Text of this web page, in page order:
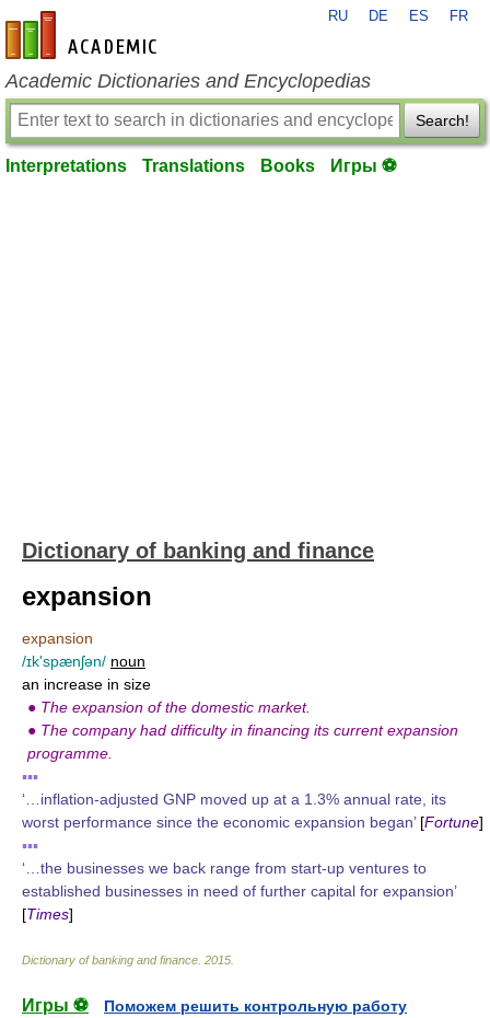
en-academic.com
RU DE ES FR
Academic Dictionaries and Encyclopedias
Search!
Interpretations Translations Books Игры ⚽
Dictionary of banking and finance
expansion
expansion
/ɪk'spænʃən/ noun
an increase in size
● The expansion of the domestic market.
● The company had difficulty in financing its current expansion
programme.
▪▪▪
‘…inflation-adjusted GNP moved up at a 1.3% annual rate, its
worst performance since the economic expansion began’[Fortune]
▪▪▪
‘…the businesses we back range from start-up ventures to
established businesses in need of further capital for expansion’
[Times]
Dictionary of banking and finance 2015
Игры ⚽
Поможем решить контрольную работу